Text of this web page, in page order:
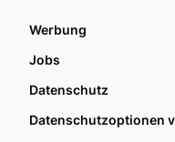
Werbung
Jobs
Datenschutz